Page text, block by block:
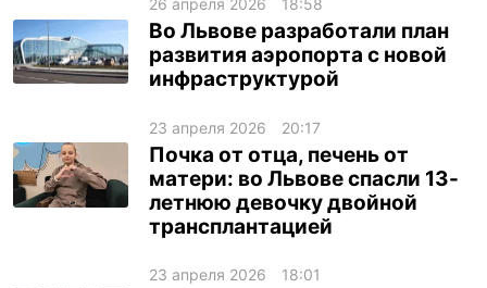
26 апреля 2026 18:58
Во Львове разработали план
развития аэропорта с новой
инфраструктурой
23 апреля 2026 20:17
Почка от отца, печень от
матери: во Львове спасли 13-
летнюю девочку двойной
трансплантацией
23 апреля 2026 18:01